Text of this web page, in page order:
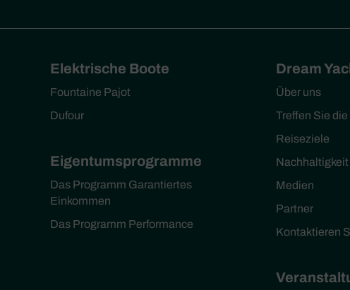
Elektrische Boote
Fountaine Pajot
Dufour
Eigentumsprogramme
Das Programm Garantiertes
Einkommen
Das Programm Performance
Dream
Über uns
Treffen Sie
Reiseziele
Nachhaltigkeit
Medien
Partner
Kontaktieren